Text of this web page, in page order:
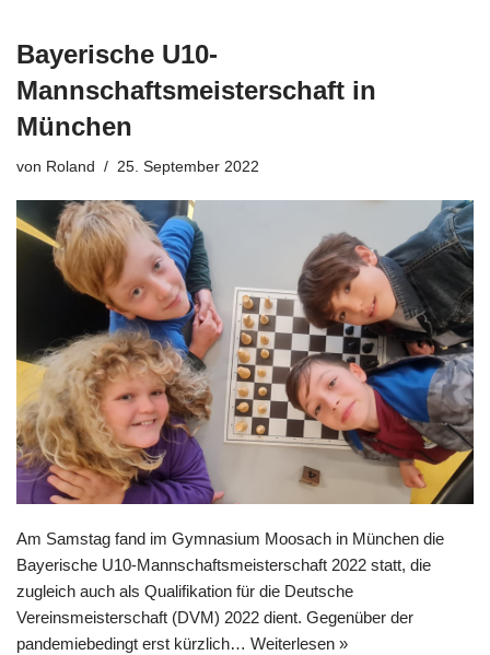
Bayerische U10-
Mannschaftsmeisterschaft in
München
von Roland 25. September 2022
Am Samstag fand im Gymnasium Moosach in München die
Bayerische U10-Mannschaftsmeisterschaft 2022 statt, die
zugleich auch als Qualifikation für die Deutsche
Vereinsmeisterschaft (DVM) 2022 dient. Gegenüber der
pandemiebedingt erst kürzlich… Weiterlesen »